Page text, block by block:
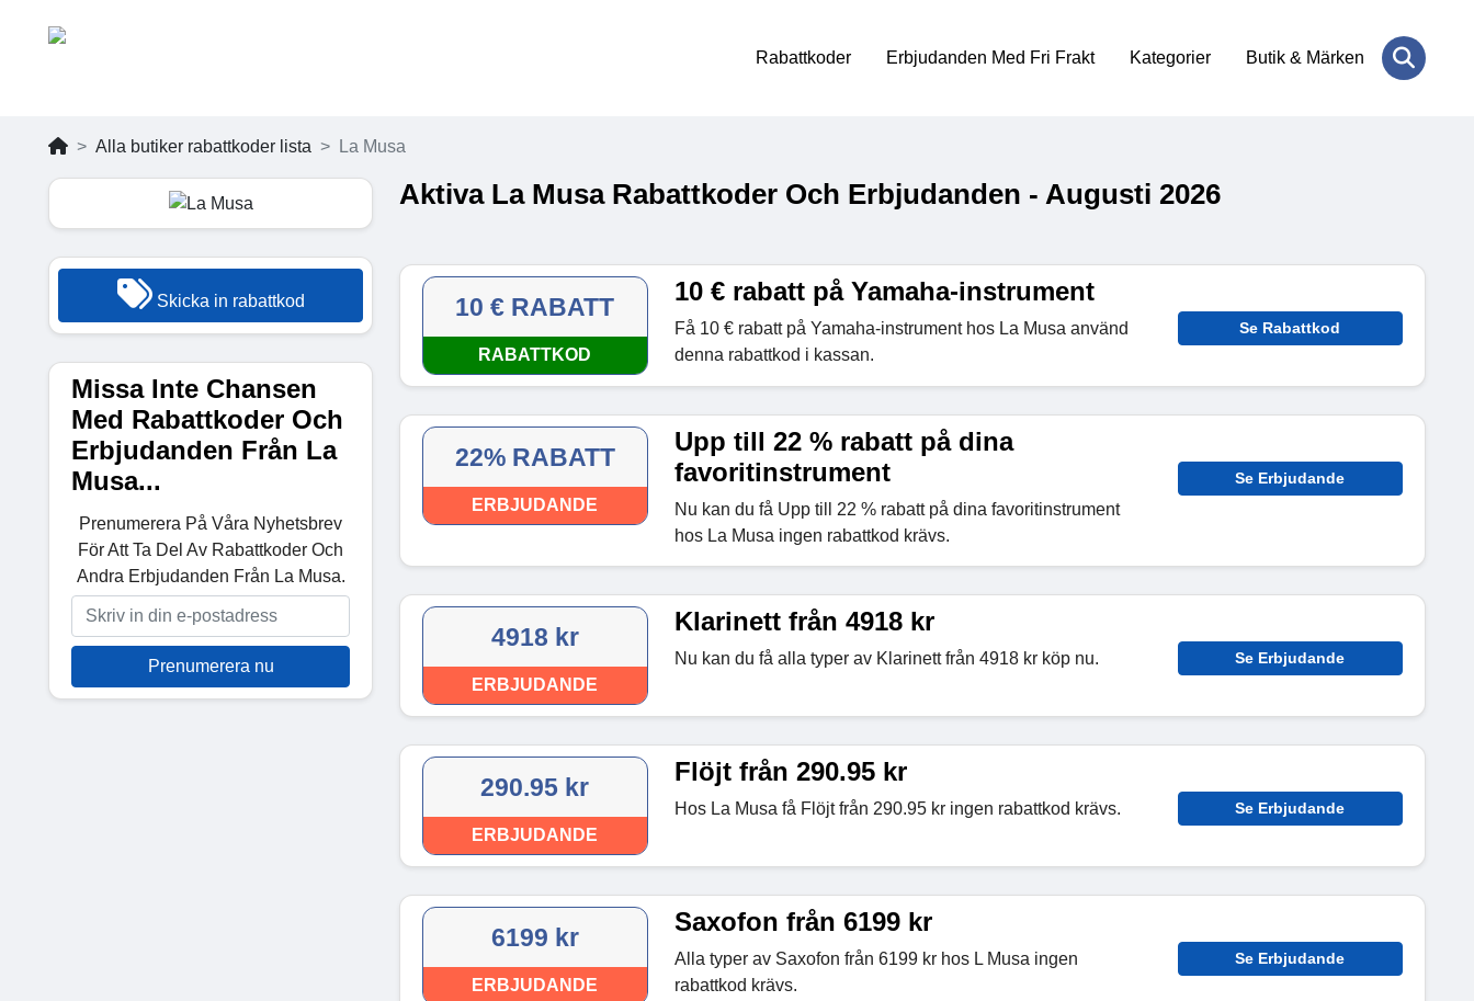
Rabattkoder Erbjudanden Med Fri Frakt Kategorier Butik & Märken
Alla butiker rabattkoder lista La Musa
Skicka in rabattkod
Missa Inte Chansen
Med Rabattkoder Och
Erbjudanden Från La
Musa...
Prenumerera På Våra Nyhetsbrev
För Att Ta Del Av Rabattkoder Och
Andra Erbjudanden Från La Musa.
Prenumerera nu
Aktiva La Musa Rabattkoder Och Erbjudanden - Augusti 2026
10 € RABATT
RABATTKOD
10 € rabatt på Yamaha-instrument
Få 10 € rabatt på Yamaha-instrument hos La Musa använd
denna rabattkod i kassan.
Se Rabattkod
22% RABATT
ERBJUDANDE
Upp till 22 % rabatt på dina
favoritinstrument
Nu kan du få Upp till 22 % rabatt på dina favoritinstrument
hos La Musa ingen rabattkod krävs.
Se Erbjudande
4918 kr
ERBJUDANDE
Klarinett från 4918 kr
Nu kan du få alla typer av Klarinett från 4918 kr köp nu. Se Erbjudande
290.95 kr
ERBJUDANDE
Flöjt från 290.95 kr
Hos La Musa få Flöjt från 290.95 kr ingen rabattkod krävs. Se Erbjudande
6199 kr
ERBJUDANDE
Saxofon från 6199 kr
Alla typer av Saxofon från 6199 kr hos L Musa ingen
rabattkod krävs.
Se Erbjudande